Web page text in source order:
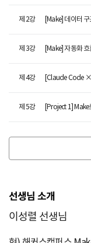
제 2강 [Make] 데이터
제 3강 [Make] 자동화
제 4강 [Claude Code ×
제 5강 [Project 1] Make
선생님 소개
이성렬 선생님